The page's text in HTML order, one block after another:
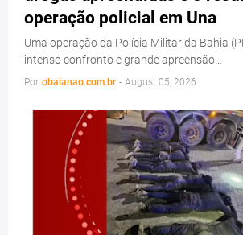
operação policial em Una
Uma operação da Polícia Militar da Bahia
intenso confronto e grande apreensão…
Por obaianao.com.br - August 05, 2026